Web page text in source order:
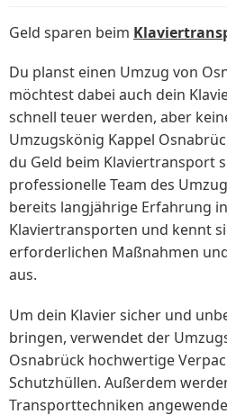
Geld sparen beim
Du planst einen Umzug von
möchtest dabei auch dein
schnell teuer werden, aber
Umzugskönig Kappel
du Geld beim Klaviertransport
professionelle Team des
bereits langjährige Erfahrung
Klaviertransporten und kennt
erforderlichen Maßnahmen
aus.
Um dein Klavier sicher und
bringen, verwendet der
Osnabrück hochwertige
Schutzhüllen. Außerdem
Transporttechniken